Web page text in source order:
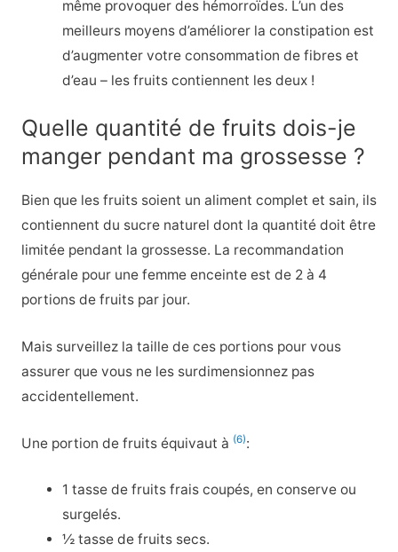
même provoquer des hémorroïdes. L’un des
meilleurs moyens d’améliorer la constipation est
d’augmenter votre consommation de fibres et
d’eau – les fruits contiennent les deux !
Quelle quantité de fruits dois-je
manger pendant ma grossesse ?
Bien que les fruits soient un aliment complet et sain, ils
contiennent du sucre naturel dont la quantité doit être
limitée pendant la grossesse. La recommandation
générale pour une femme enceinte est de 2 à 4
portions de fruits par jour.
Mais surveillez la taille de ces portions pour vous
assurer que vous ne les surdimensionnez pas
accidentellement.
Une portion de fruits équivaut à (6):
1 tasse de fruits frais coupés, en conserve ou
surgelés.
½ tasse de fruits secs.